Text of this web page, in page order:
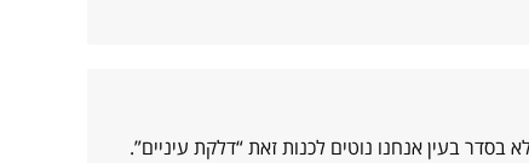
בעין אנחנו נוטים לכנות זאת “דלקת עיניים”.